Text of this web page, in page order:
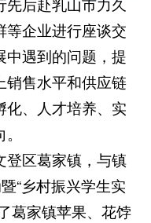
后赴乳山市力久
等企业进行座谈交
中遇到的问题，提
销售水平和供应链
化、人才培养、实
登区葛家镇，与镇
“乡村振兴学生实
葛家镇苹果、花饽